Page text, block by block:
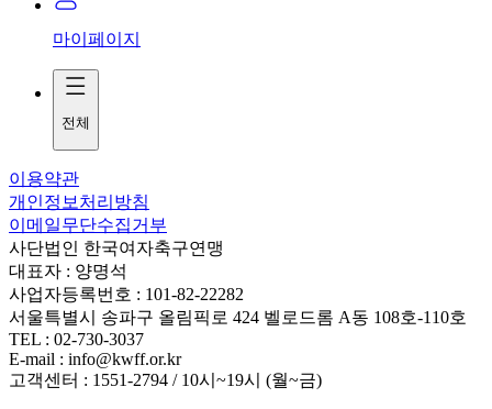
마이페이지
전체
이용약관
개인정보처리방침
이메일무단수집거부
사단법인 한국여자축구연맹
대표자 : 양명석
사업자등록번호 : 101-82-22282
서울특별시 송파구 올림픽로 424 벨로드롬 A동 108호-110호
TEL : 02-730-3037
E-mail : info@kwff.or.kr
고객센터 : 1551-2794 / 10시~19시 (월~금)